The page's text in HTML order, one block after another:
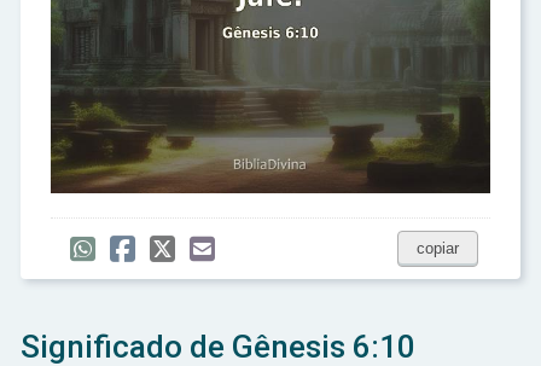
copiar
Significado de Gênesis 6:10